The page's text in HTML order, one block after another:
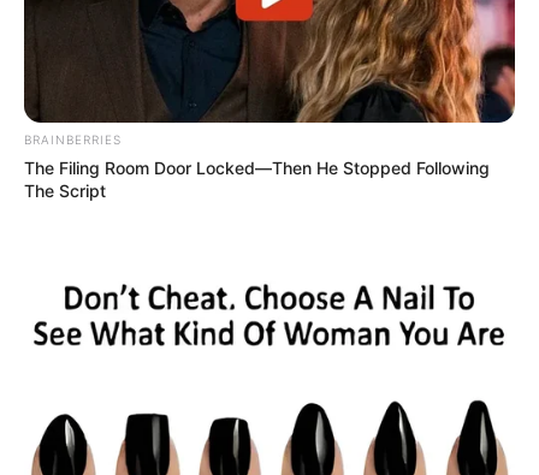
BRAINBERRIES
The Filing Room Door Locked—Then He Stopped Following
The Script